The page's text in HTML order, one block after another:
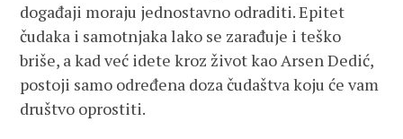
događaji moraju jednostavno odraditi. Epitet
čudaka i samotnjaka lako se zarađuje i teško
briše, a kad već idete kroz život kao Arsen Dedić,
postoji samo određena doza čudaštva koju će vam
društvo oprostiti.